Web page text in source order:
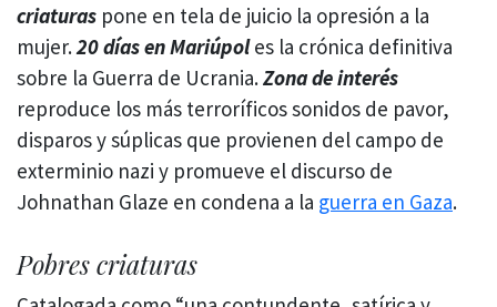
criaturas pone en tela de juicio la opresión a la
mujer.20 días en Mariúpoles la crónica definitiva
sobre la Guerra de Ucrania.Zona de interés
reproduce los más terroríficos sonidos de pavor,
disparos y súplicas que provienen del campo de
exterminio nazi y promueve el discurso de
Johnathan Glaze en condena a la guerra en Gaza.
Pobres criaturas